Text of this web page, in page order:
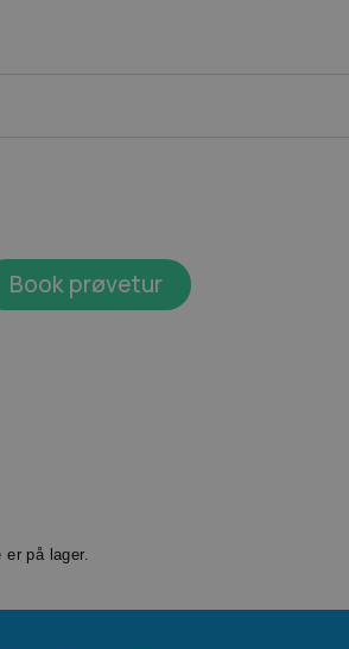
Book prøvetur
på lager.